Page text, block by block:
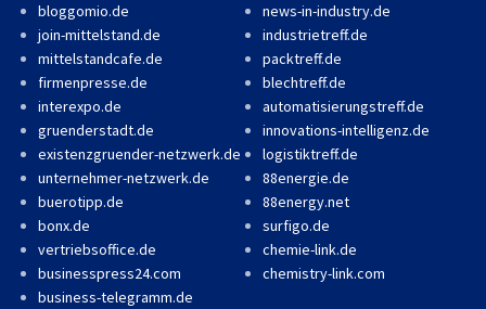
bloggomio.de
join-mittelstand.de
mittelstandcafe.de
firmenpresse.de
interexpo.de
gruenderstadt.de
existenzgruender-netzwerk.de
unternehmer-netzwerk.de
buerotipp.de
bonx.de
vertriebsoffice.de
businesspress24.com
business-telegramm.de
news-in-industry.de
industrietreff.de
packtreff.de
blechtreff.de
automatisierungstreff.de
innovations-intelligenz.de
logistiktreff.de
88energie.de
88energy.net
surfigo.de
chemie-link.de
chemistry-link.com